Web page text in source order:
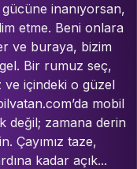
inanıyorsan,
etme. Beni onlara
ve buraya, bizim
Bir rumuz seç,
ve içindeki o güzel
mobil
değil; zamana derin
Çayımız taze,
kadar açık...